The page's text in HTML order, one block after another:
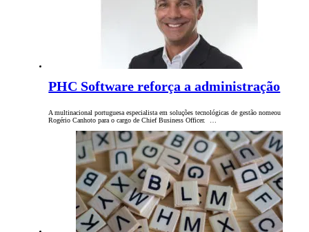
PHC Software reforça a administração
A multinacional portuguesa especialista em soluções tecnológicas de gestão nomeou
Rogério Canhoto para o cargo de Chief Business Officer. …